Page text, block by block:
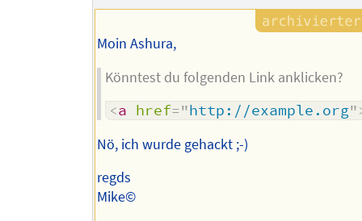
Autors
Moin Ashura,
Könntest du folgenden Link anklicken?
<a href="http://example.org"
Nö, ich wurde gehackt ;-)
regds
Mike©